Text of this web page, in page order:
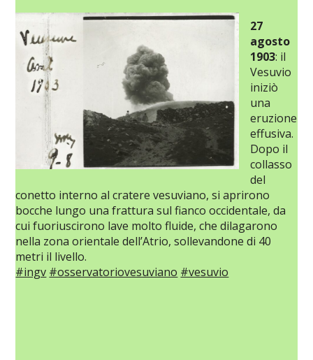
27
agosto
1903: il
Vesuvio
iniziò
una
eruzione
effusiva.
Dopo il
collasso
del
conetto interno al cratere vesuviano, si aprirono
bocche lungo una frattura sul fianco occidentale, da
cui fuoriuscirono lave molto fluide, che dilagarono
nella zona orientale dell’Atrio, sollevandone di 40
metri il livello.
#ingv #osservatoriovesuviano #vesuvio